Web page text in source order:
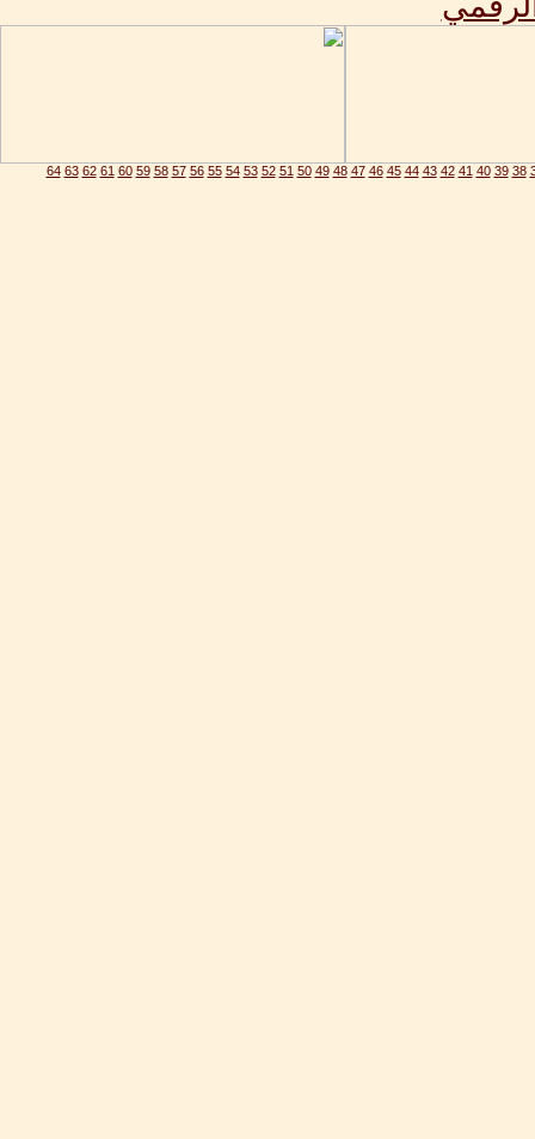
38
39
40
41
42
43
44
45
46
47
48
49
50
51
52
53
54
55
56
57
58
59
60
61
62
63
64